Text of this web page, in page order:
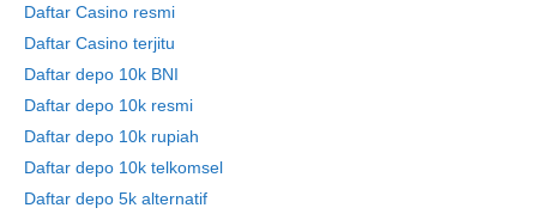
Daftar Casino resmi
Daftar Casino terjitu
Daftar depo 10k BNI
Daftar depo 10k resmi
Daftar depo 10k rupiah
Daftar depo 10k telkomsel
Daftar depo 5k alternatif